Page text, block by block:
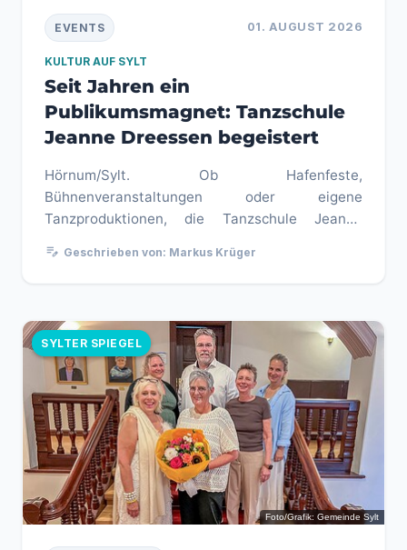
01. AUGUST 2026
EVENTS
KULTUR AUF SYLT
Seit Jahren ein
Publikumsmagnet: Tanzschule
Jeanne Dreessen begeistert
Hörnum/Sylt. Ob Hafenfeste,
Bühnenveranstaltungen oder eigene
Tanzproduktionen, die Tanzschule Jeanne
prägenden Akteur...
edit_note Geschrieben von: Markus Krüger
SYLTER SPIEGEL
Foto/Grafik: Gemeinde Sylt